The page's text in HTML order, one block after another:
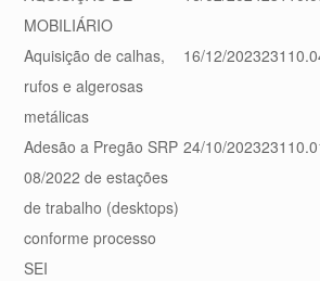
MOBILIÁRIO
Aquisição de calhas,
rufos e algerosas
metálicas
16/12/2023
Adesão a Pregão SRP
08/2022 de estações
de trabalho (desktops)
conforme processo
SEI
24/10/2023